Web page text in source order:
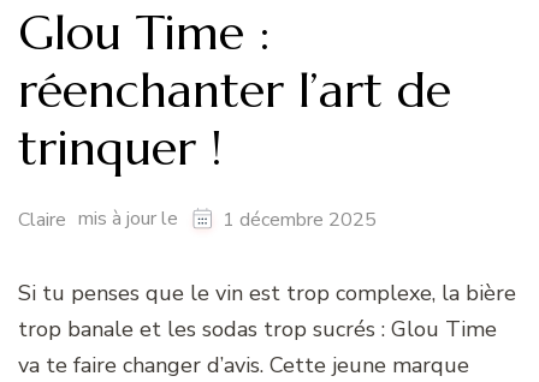
Glou Time :
réenchanter l’art de
trinquer !
Claire mis à jour le 1 décembre 2025
Si tu penses que le vin est trop complexe, la bière
trop banale et les sodas trop sucrés : Glou Time
va te faire changer d’avis. Cette jeune marque